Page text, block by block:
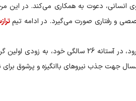
دعوت به همکاری می‌کند. در این
و رفتاری صورت می‌گیرد. در ادامه تیم
بانک سامان که جزو بهترین بانک های خصوصی ایران به شمار
جهت جذب نیروهای باانگیزه و پرشوق برای